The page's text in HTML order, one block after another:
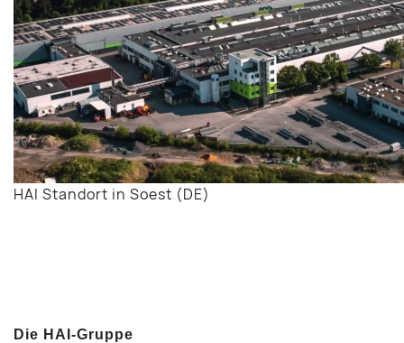
HAI Standort in Soest (DE)
Die HAI-Gruppe